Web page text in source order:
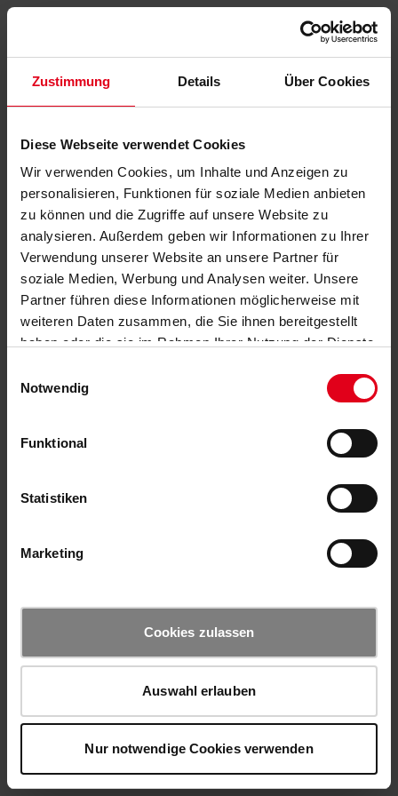
Zustimmung Details Über Cookies
Diese Webseite verwendet Cookies
Wir verwenden Cookies, um Inhalte und Anzeigen zu
personalisieren, Funktionen für soziale Medien anbieten
zu können und die Zugriffe auf unsere Website zu
analysieren. Außerdem geben wir Informationen zu Ihrer
Verwendung unserer Website an unsere Partner für
soziale Medien, Werbung und Analysen weiter. Unsere
Partner führen diese Informationen möglicherweise mit
weiteren Daten zusammen, die Sie ihnen bereitgestellt
haben oder die sie im Rahmen Ihrer Nutzung der Dienste
Notwendig
Funktional
Statistiken
Marketing
Cookies zulassen
Auswahl erlauben
Nur notwendige Cookies verwenden